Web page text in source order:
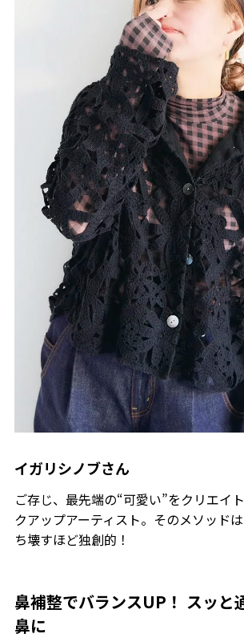
イガリシノブさん
ご存じ、最先端の“可愛い”をクリエイ
クアップアーティスト。そのメソッド
ち壊すほど独創的！
鼻補整でバランスUP！ スッと
鼻に